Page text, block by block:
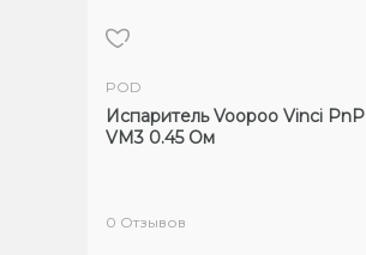
POD
Испаритель Voopoo Vinci PnP
VM3 0.45 Ом
0 Отзывов